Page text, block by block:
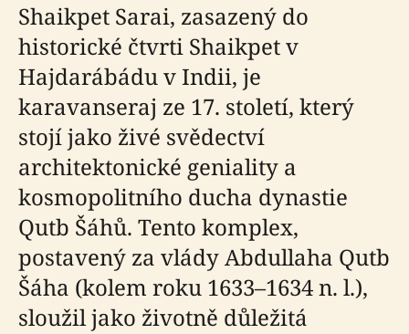
Shaikpet Sarai, zasazený do
historické čtvrti Shaikpet v
Hajdarábádu v Indii, je
karavanseraj ze 17. století, který
stojí jako živé svědectví
architektonické geniality a
kosmopolitního ducha dynastie
Qutb Šáhů. Tento komplex,
postavený za vlády Abdullaha Qutb
Šáha (kolem roku 1633–1634 n. l.),
sloužil jako životně důležitá